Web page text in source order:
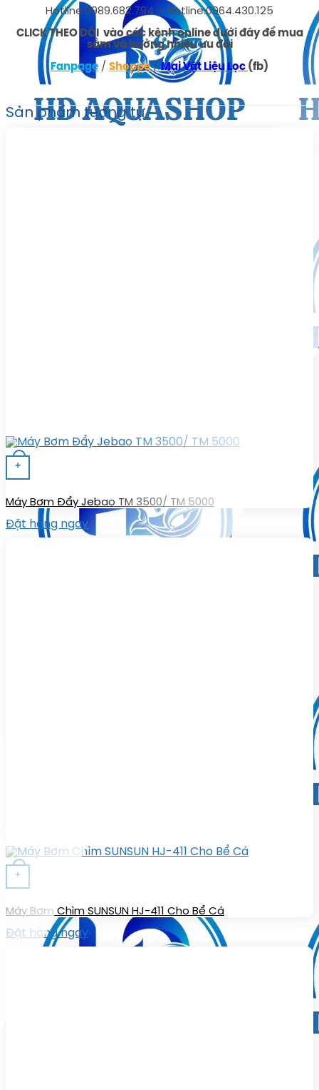
Hotline:0989.682.794 – Hotline:0964.430.125
CLICK THEO DÕI vào các kênh online dưới đây để mua
sắm và hưởng nhiều ưu đãi
Fanpage / Shoppe /Mai Vật Liệu Lọc (fb)
Sản phẩm tương tự
+
Máy Bơm Đẩy Jebao TM 3500/ TM 5000
Đặt hàng ngay
+
Máy Bơm Chìm SUNSUN HJ-411 Cho Bể Cá
Đặt hàng ngay